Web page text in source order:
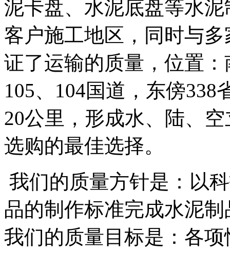
泥卡盘、水泥底盘等水
客户施工地区，同时与
证了运输的质量，位置
105、104国道，东傍
20公里，形成水、陆、
选购的最佳选择。
我们的质量方针是：以
品的制作标准完成水泥
我们的质量目标是：各